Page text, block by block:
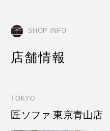
SHOP INFO
店舗情報
TOKYO
匠ソファ 東京青山店